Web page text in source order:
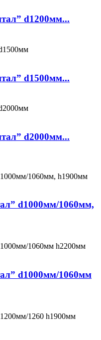
d1200мм...
d1500мм...
d2000мм...
d1000мм/1060мм,
d1000мм/1060мм